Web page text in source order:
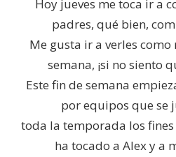
Hoy jueves me toca ir a
padres, qué bien,
Me gusta ir a verles
semana, ¡si no siento
Este fin de semana
por equipos que se
toda la temporada los fines
ha tocado a Alex y a